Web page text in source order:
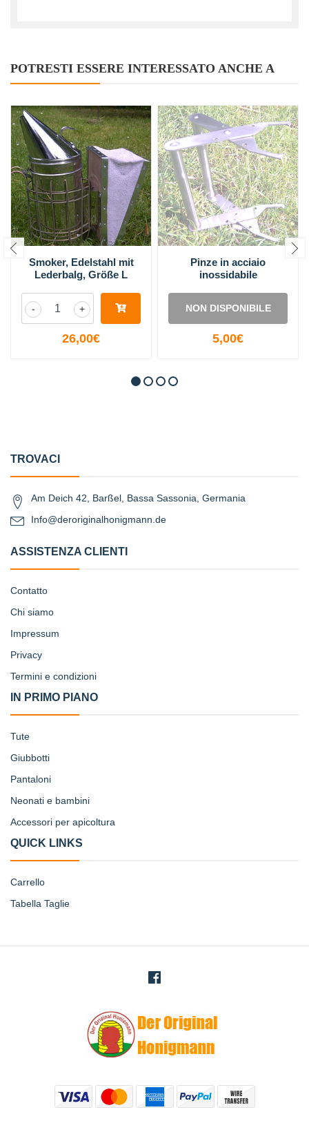
POTRESTI ESSERE INTERESSATO ANCHE A
Smoker, Edelstahl mit
Lederbalg, Größe L
+
-
26,00€
Pinze in acciaio
inossidabile
NON DISPONIBILE
5,00€
TROVACI
Am Deich 42, Barßel, Bassa Sassonia, Germania
Info@deroriginalhonigmann.de
ASSISTENZA CLIENTI
Contatto
Chi siamo
Impressum
Privacy
Termini e condizioni
IN PRIMO PIANO
Tute
Giubbotti
Pantaloni
Neonati e bambini
Accessori per apicoltura
QUICK LINKS
Carrello
Tabella Taglie